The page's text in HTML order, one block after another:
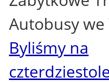
Autobusy we
Byliśmy na